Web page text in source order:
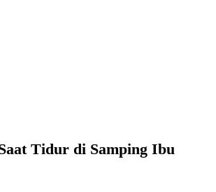
Tidur di Samping Ibu